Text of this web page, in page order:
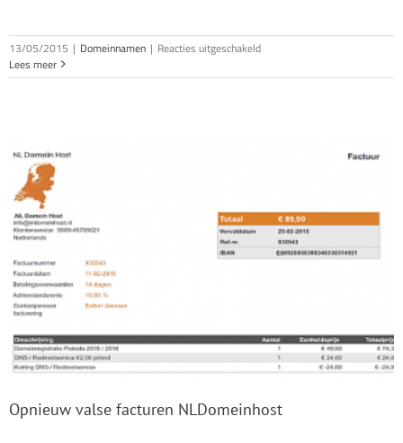
13/05/2015 | Domeinnamen | Reacties uitgeschakeldvoor
faillissementsveilingen
Lees meer
Opnieuw valse facturen NLDomeinhost